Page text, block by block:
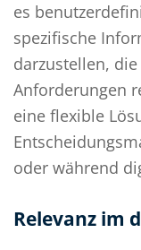
es
spezifische
darzustellen,
Anforderungen
eine flexible
oder während
Relevanz im